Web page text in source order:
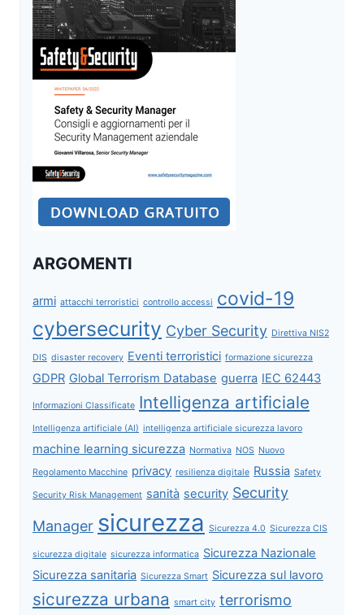
ARGOMENTI
armi attacchi terroristici controllo accessi covid-19
cybersecurity Cyber Security Direttiva NIS2
DIS disaster recovery Eventi terroristici formazione sicurezza
GDPR Global Terrorism Database guerra IEC 62443
Informazioni Classificate Intelligenza artificiale
Intelligenza artificiale (AI) intelligenza artificiale sicurezza lavoro
machine learning sicurezza Normativa NOS Nuovo
Regolamento Macchine privacy resilienza digitale Russia Safety
Security Risk Management sanità security Security
Manager sicurezza Sicurezza 4.0 Sicurezza CIS
sicurezza digitale sicurezza informatica Sicurezza Nazionale
Sicurezza sanitaria Sicurezza Smart Sicurezza sul lavoro
sicurezza urbana smart city terrorismo